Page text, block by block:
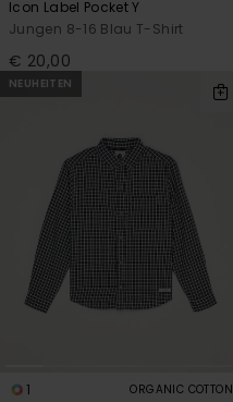
Icon Label Pocket Y
Jungen 8-16 Blau T-Shirt
€ 20,00
NEUHEITEN
1 ORGANIC COTTON